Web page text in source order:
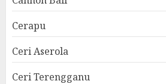
Cerapu
Ceri Aserola
Ceri Terengganu